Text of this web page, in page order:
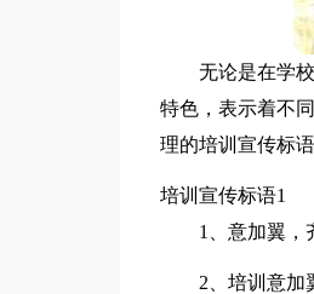
无论是在学
特色，表示着不
理的培训宣传标
培训宣传标语1
1、意加翼，
2、培训意加